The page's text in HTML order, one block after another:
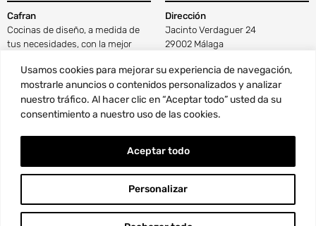
Usamos cookies para mejorar su experiencia de navegación,
mostrarle anuncios o contenidos personalizados y analizar
nuestro tráfico. Al hacer clic en “Aceptar todo” usted da su
consentimiento a nuestro uso de las cookies.
Personalizar
Aceptar todo
Cafran
Cocinas de diseño, a medida de
tus necesidades, con la mejor
que disfrutarás cada día.
Dirección
Jacinto Verdaguer 24
29002 Málaga
Tel. 952 344 216
Horario
Mañanas de 10:00 a 14:00
Tardes de 17:00 a 20:30 h
Por qué Cafran
Aviso Legal
Síguenos
Blog
Instagram